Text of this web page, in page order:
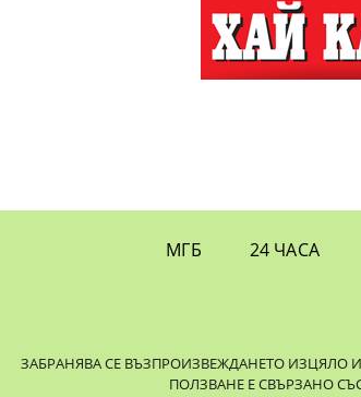
МГБ 24 ЧАСА
ЗАБРАНЯВА СЕ ВЪЗПРОИЗВЕЖДАНЕТО ИЗЦЯЛО
ПОЛЗВАНЕ Е СВЪРЗАНО